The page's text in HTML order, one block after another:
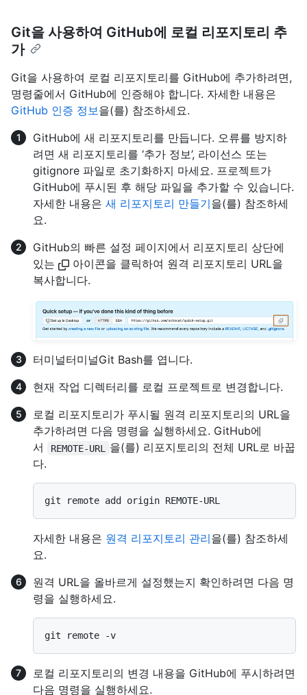
Git을 사용하여 GitHub에 로컬 리포지토리 추
가
Git을 사용하여 로컬 리포지토리를 GitHub에 추가하려면,
명령줄에서 GitHub에 인증해야 합니다. 자세한 내용은
GitHub 인증 정보 을(를) 참조하세요.
GitHub에 새 리포지토리를 만듭니다. 오류를 방지하
려면 새 리포지토리를 ‘추가 정보’, 라이선스 또는
gitignore 파일로 초기화하지 마세요. 프로젝트가
GitHub에 푸시된 후 해당 파일을 추가할 수 있습니다.
자세한 내용은 새 리포지토리 만들기을(를) 참조하세
요.
GitHub의 빠른 설정 페이지에서 리포지토리 상단에
있는
아이콘을 클릭하여 원격 리포지토리 URL을
복사합니다.
터미널터미널Git Bash를 엽니다.
현재 작업 디렉터리를 로컬 프로젝트로 변경합니다.
로컬 리포지토리가 푸시될 원격 리포지토리의 URL을
추가하려면 다음 명령을 실행하세요. GitHub에
서
REMOTE-URL
을(를) 리포지토리의 전체 URL로 바꿉
다.
자세한 내용은 원격 리포지토리 관리을(를) 참조하세
요.
원격 URL을 올바르게 설정했는지 확인하려면 다음 명
령을 실행하세요.
로컬 리포지토리의 변경 내용을 GitHub에 푸시하려면
다음 명령을 실행하세요.